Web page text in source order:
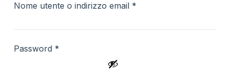
Nome utente o indirizzo email *
Password *